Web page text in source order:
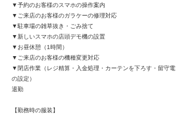
▼予約のお客様のスマホの操作案内
▼ご来店のお客様のガラケーの修理対応
▼駐車場の雑草抜き・ごみ捨て
▼新しいスマホの店頭デモ機の設置
▼お昼休憩（1時間）
▼ご来店のお客様の機種変更対応
▼閉店作業（レジ精算・入金処理・カーテンを下ろす・留守電
の設定）
退勤
【勤務時の服装】